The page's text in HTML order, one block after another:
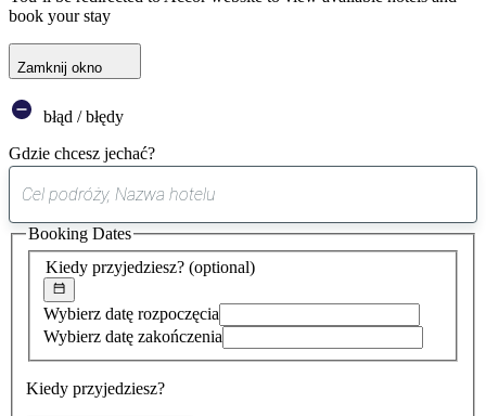
book your stay
Zamknij okno
błąd / błędy
Gdzie chcesz jechać?
sugestia
została
znaleziona
Kiedy przyjedziesz? (optional)
Wybierz datę rozpoczęcia
Wybierz datę zakończenia
Kiedy przyjedziesz?
Booking Dates